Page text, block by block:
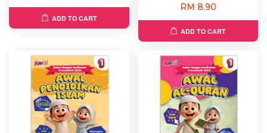
ADD TO CART
RM 8.90
ADD TO CART